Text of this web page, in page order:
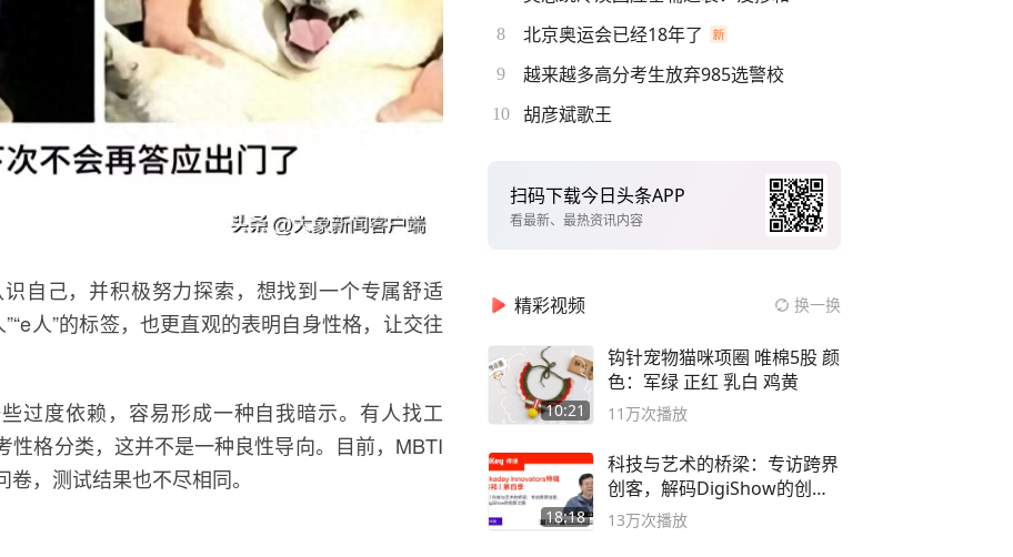
自己，并积极努力探索，想找到一个专属舒适
人”的标签，也更直观的表明自身性格，让交往
过度依赖，容易形成一种自我暗示。有人找工
性格分类，这并不是一种良性导向。目前，MBTI
，测试结果也不尽相同。
8 北京奥运会已经18年了
9 越来越多高分考生放弃985选警校
10 胡彦斌歌王
扫码下载今日头条APP
看最新、最热资讯内容
精彩视频 换一换
10:21
钩针宠物猫咪项圈 唯棉5股 颜
色：军绿 正红 乳白 鸡黄
11万次播放
18:18
科技与艺术的桥梁：专访跨界
创客，解码DigiShow的创新
之路
13万次播放